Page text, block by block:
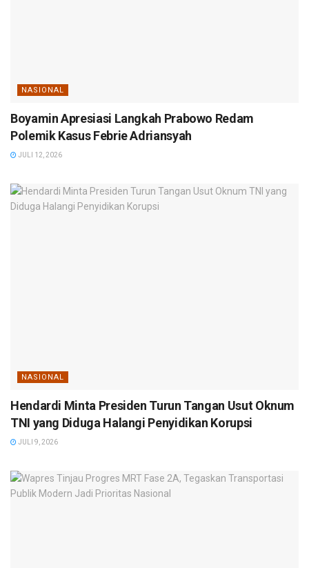
NASIONAL
Boyamin Apresiasi Langkah Prabowo Redam
Polemik Kasus Febrie Adriansyah
JULI 12, 2026
NASIONAL
Hendardi Minta Presiden Turun Tangan Usut Oknum
TNI yang Diduga Halangi Penyidikan Korupsi
JULI 9, 2026